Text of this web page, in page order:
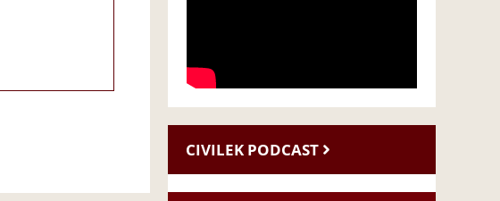
CIVILEK PODCAST